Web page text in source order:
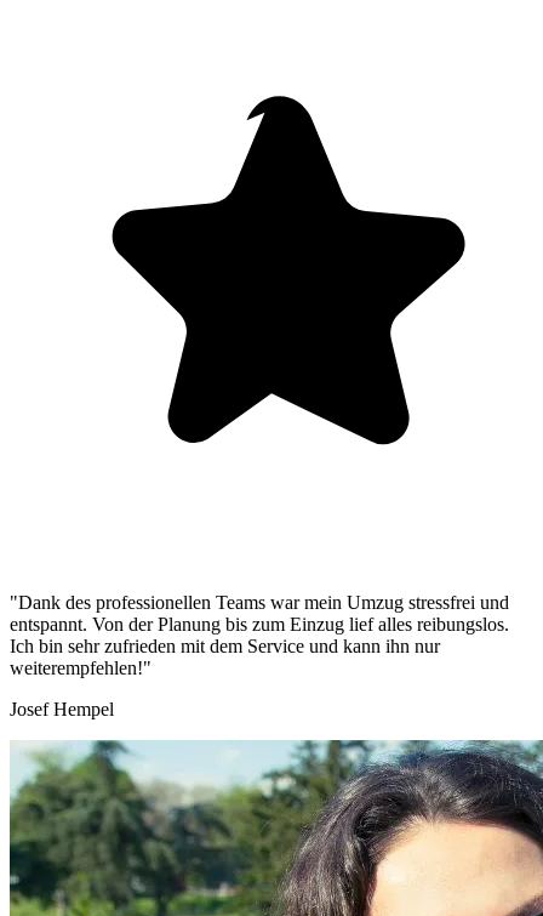
"Dank des professionellen Teams war mein Umzug stressfrei und
entspannt. Von der Planung bis zum Einzug lief alles reibungslos.
Ich bin sehr zufrieden mit dem Service und kann ihn nur
weiterempfehlen!"
Josef Hempel